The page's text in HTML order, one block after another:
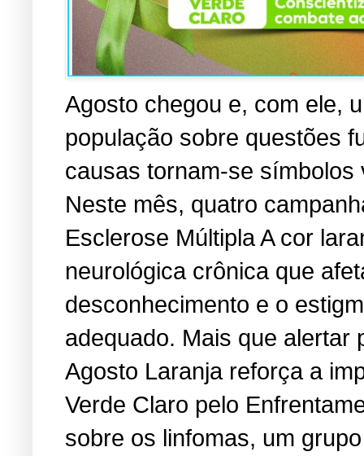
Agosto chegou e, com ele,
população sobre questões
causas tornam-se símbolos
Neste mês, quatro
Esclerose Múltipla A cor
neurológica crônica que
desconhecimento e o
adequado. Mais que
Agosto Laranja reforça a
Verde Claro pelo
sobre os linfomas, um